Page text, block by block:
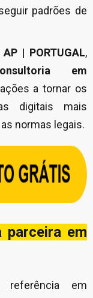
padrões de
AP | PORTUGAL,
em
a tornar os
digitais mais
normas legais.
parceira em
em